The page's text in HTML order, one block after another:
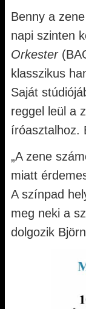
Benny a
napi szinten
Orkester
klasszikus
Saját
reggel leül a
íróasztalhoz.
„A zene
miatt
A színpad
meg neki a
dolgozik